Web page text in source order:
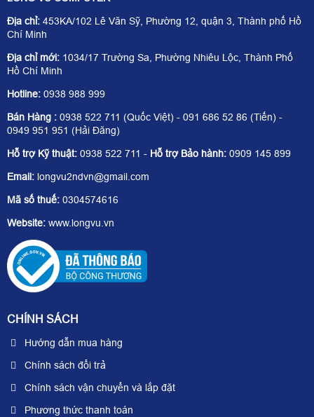
Địa chỉ: 453KA/102 Lê Văn Sỹ, Phường 12, quận 3, Thành phố Hồ
Chí Minh
Địa chỉ mới: 1034/17 Trường Sa, Phường Nhiêu Lộc, Thành Phố
Hồ Chí Minh
Hotline: 0938 988 999
Bán Hàng : 0938 522 711 (Quốc Việt) - 091 686 52 86 (Tiến) -
0949 951 951 (Hải Đăng)
Hỗ trợ Kỹ thuật: 0938 522 711 - Hỗ trợ Bảo hành: 0909 145 899
Email: longvu2ndvn@gmail.com
Mã số thuế: 0304574616
Website: www.longvu.vn
CHÍNH SÁCH
Hướng dẫn mua hàng
Chính sách đổi trả
Chính sách vận chuyển và lắp đặt
Phương thức thanh toán